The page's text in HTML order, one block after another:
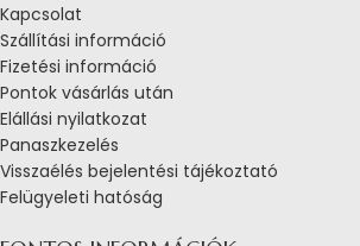
Kapcsolat
Szállítási információ
Fizetési információ
Pontok vásárlás után
Elállási nyilatkozat
Panaszkezelés
Visszaélés bejelentési tájékoztató
Felügyeleti hatóság